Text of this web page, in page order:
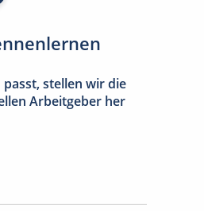
stellen wir die
Arbeitgeber her